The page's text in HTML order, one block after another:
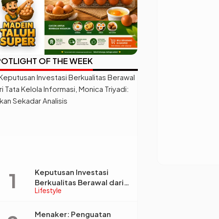
OF THE WEEK
Lifestyle
Keputusan Investasi
Berkualitas Berawal dari
Tata Kelola Informasi,
Sekadar Analisis
Menaker: Penguatan